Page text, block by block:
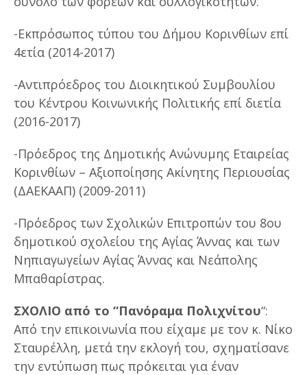
-Εκπρόσωπος τύπου του Δήμου Κορινθίων επί
4ετία (2014-2017)
-Αντιπρόεδρος του Διοικητικού Συμβουλίου
του Κέντρου Κοινωνικής Πολιτικής επί διετία
(2016-2017)
-Πρόεδρος της Δημοτικής Ανώνυμης Εταιρείας
Κορινθίων – Αξιοποίησης Ακίνητης Περιουσίας
(ΔΑΕΚΑΑΠ) (2009-2011)
-Πρόεδρος των Σχολικών Επιτροπών του 8ου
δημοτικού σχολείου της Αγίας Άννας και των
Νηπιαγωγείων Αγίας Άννας και Νεάπολης
Μπαθαρίστρας.
ΣΧΟΛΙΟ από το “Πανόραμα Πολιχνίτου“:
Από την επικοινωνία που είχαμε με τον κ. Νίκο
Σταυρέλλη, μετά την εκλογή του, σχηματίσανε
την εντύπωση πως πρόκειται για έναν